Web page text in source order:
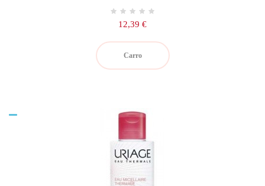
Precio
12,39 €
Carro